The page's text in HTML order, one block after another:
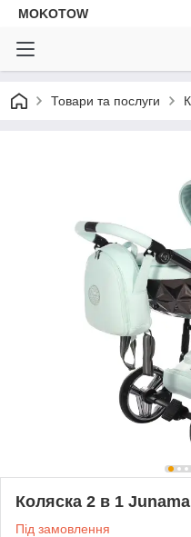
MOKOTOW
Товари та послуги
Коляска 2 в 1
Під замовлення